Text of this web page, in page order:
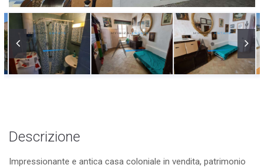
Descrizione
Impressionante e antica casa coloniale in vendita, patrimonio